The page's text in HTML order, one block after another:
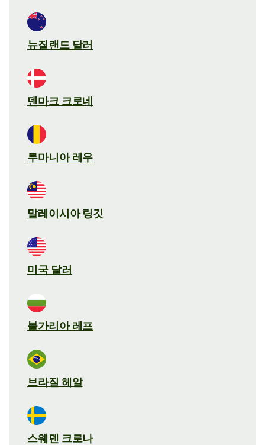
뉴질랜드 달러
덴마크 크로네
루마니아 레우
말레이시아 링깃
미국 달러
불가리아 레프
브라질 헤알
스웨덴 크로나